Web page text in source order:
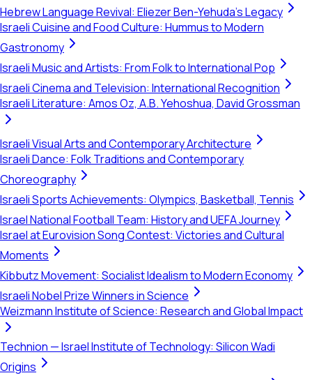
Hebrew Language Revival: Eliezer Ben-Yehuda's Legacy
Israeli Cuisine and Food Culture: Hummus to Modern
Gastronomy
Israeli Music and Artists: From Folk to International Pop
Israeli Cinema and Television: International Recognition
Israeli Literature: Amos Oz, A.B. Yehoshua, David Grossman
Israeli Visual Arts and Contemporary Architecture
Israeli Dance: Folk Traditions and Contemporary
Choreography
Israeli Sports Achievements: Olympics, Basketball, Tennis
Israel National Football Team: History and UEFA Journey
Israel at Eurovision Song Contest: Victories and Cultural
Moments
Kibbutz Movement: Socialist Idealism to Modern Economy
Israeli Nobel Prize Winners in Science
Weizmann Institute of Science: Research and Global Impact
Technion — Israel Institute of Technology: Silicon Wadi
Origins